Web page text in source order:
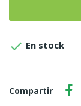
 En stock
Compartir